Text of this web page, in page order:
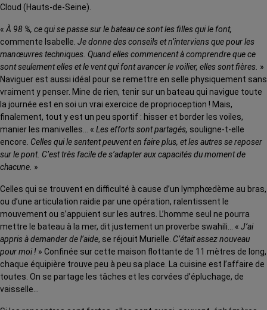
Cloud (Hauts-de-Seine).
« À 98 %, ce qui se passe sur le bateau ce sont les filles qui le font,
commente Isabelle. Je donne des conseils et n’interviens que pour les
manœuvres techniques. Quand elles commencent à comprendre que ce
sont seulement elles et le vent qui font avancer le voilier, elles sont fières. »
Naviguer est aussi idéal pour se remettre en selle physiquement sans
vraiment y penser. Mine de rien, tenir sur un bateau qui navigue toute
la journée est en soi un vrai exercice de proprioception ! Mais,
finalement, tout y est un peu sportif : hisser et border les voiles,
manier les manivelles… « Les efforts sont partagés, souligne-t-elle
encore. Celles qui le sentent peuvent en faire plus, et les autres se reposer
sur le pont. C’est très facile de s’adapter aux capacités du moment de
chacune. »
Celles qui se trouvent en difficulté à cause d’un lymphœdème au bras,
ou d’une articulation raidie par une opération, ralentissent le
mouvement ou s’appuient sur les autres. L’homme seul ne pourra
mettre le bateau à la mer, dit justement un proverbe swahili… « J’ai
appris à demander de l’aide, se réjouit Murielle. C’était assez nouveau
pour moi ! » Confinée sur cette maison flottante de 11 mètres de long,
chaque équipière trouve peu à peu sa place. La cuisine est l’affaire de
toutes. On se partage les tâches et les corvées d’épluchage, de
vaisselle…